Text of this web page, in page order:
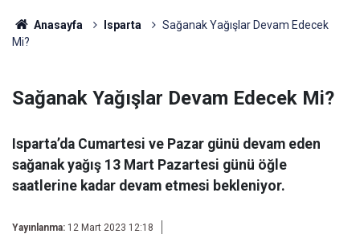
Anasayfa Isparta
Sağanak Yağışlar Devam Edecek
Mi?
Sağanak Yağışlar Devam Edecek Mi?
Isparta’da Cumartesi ve Pazar günü devam eden
sağanak yağış 13 Mart Pazartesi günü öğle
saatlerine kadar devam etmesi bekleniyor.
Yayınlanma: 12 Mart 2023 12:18